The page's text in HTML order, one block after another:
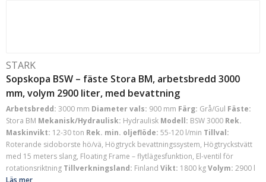
STARK
Sopskopa BSW – fäste Stora BM, arbetsbredd 3000
mm, volym 2900 liter, med bevattning
Arbetsbredd: 3000 mm Diameter vals: 900 mm Färg: Grå/Gul Fäste:
Stora BM Mekanisk/Hydraulisk: Hydraulisk Modell: BSW 3000 Rek.
Maskinvikt: 12-30 ton Rek. min. oljeflöde: 55-120 l/min Tillval:
Roterande sidoborste hö/vä, Högtryck bevattningssystem, Högtryckstvätt
med 15 meters slang, Floating Frame – flytlägesfunktion, El-ventil för
rotationsriktning Tillverkningsland: Finland Vikt: 1800 kgVolym: 2900 l
Läs mer